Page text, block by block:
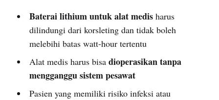
Baterai lithium untuk alat medisharus
dilindungi dari korsleting dan tidak boleh
melebihi batas watt-hour tertentu
Alat medis harus bisa dioperasikan tanpa
mengganggu sistem pesawat
Pasien yang memiliki risiko infeksi atau